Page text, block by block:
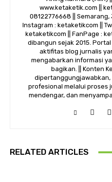
www.ketaketik.com ||
08122776668 || Semarang,
Instagram : ketaketikcom ||
ketaketikcom || FanPage :
dibangun sejak 2015.
aktifitas blog jurnalis
mengabarkan informasi
bagikan. || Konten
profesional melalui proses
mendengar, dan
RELATED ARTICLES